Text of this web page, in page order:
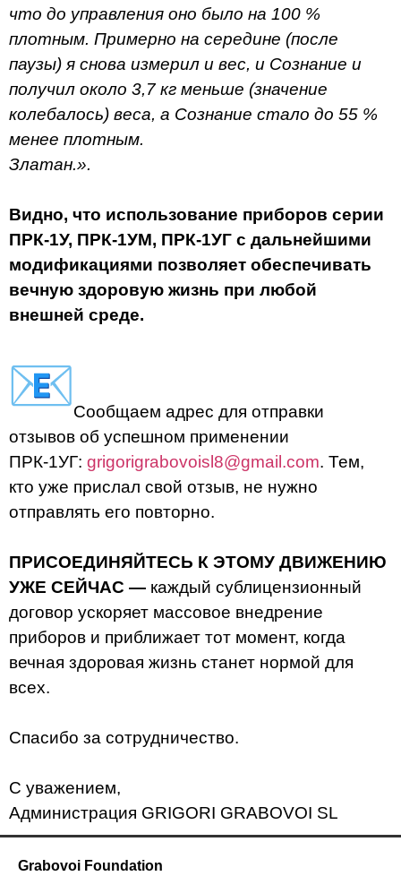
что до управления оно было на 100 %
плотным. Примерно на середине (после
паузы) я снова измерил и вес, и Сознание и
получил около 3,7 кг меньше (значение
колебалось) веса, а Сознание стало до 55 %
менее плотным.
Златан.».
Видно, что использование приборов серии
ПРК-1У, ПРК-1УМ, ПРК-1УГ с дальнейшими
модификациями позволяет обеспечивать
вечную здоровую жизнь при любой
внешней среде.
Сообщаем адрес для отправки
отзывов об успешном применении
ПРК-1УГ: grigorigrabovoisl8@gmail.com. Тем,
кто уже прислал свой отзыв, не нужно
отправлять его повторно.
ПРИСОЕДИНЯЙТЕСЬ К ЭТОМУ ДВИЖЕНИЮ
УЖЕ СЕЙЧАС — каждый сублицензионный
договор ускоряет массовое внедрение
приборов и приближает тот момент, когда
вечная здоровая жизнь станет нормой для
всех.
Спасибо за сотрудничество.
С уважением,
Администрация GRIGORI GRABOVOI SL
Grabovoi Foundation